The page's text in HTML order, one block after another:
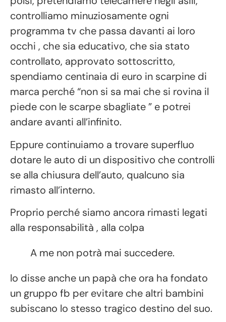
controlliamo minuziosamente ogni
programma tv che passa davanti ai loro
occhi , che sia educativo, che sia stato
controllato, approvato sottoscritto,
spendiamo centinaia di euro in scarpine di
marca perché “non si sa mai che si rovina il
piede con le scarpe sbagliate ” e potrei
andare avanti all’infinito.
Eppure continuiamo a trovare superfluo
dotare le auto di un dispositivo che controlli
se alla chiusura dell’auto, qualcuno sia
rimasto all’interno.
Proprio perché siamo ancora rimasti legati
alla responsabilità , alla colpa
A me non potrà mai succedere.
lo disse anche un papà che ora ha fondato
un gruppo fb per evitare che altri bambini
subiscano lo stesso tragico destino del suo.